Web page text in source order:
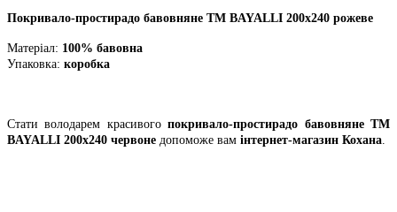
Покривало-простирадо бавовняне ТМ BAYALLI 200х240 рожеве
Матеріал: 100% бавовна
Упаковка: коробка
Стати володарем красивогопокривало-простирадо бавовняне ТМ
BAYALLI 200х240 червоне допоможе вам інтернет-магазин Кохана